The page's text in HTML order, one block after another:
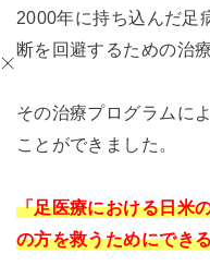
2000年に持ち込んだ足
断を回避するための治
その治療プログラムに
ことができました。
「足医療における日米
の方を救うためにでき